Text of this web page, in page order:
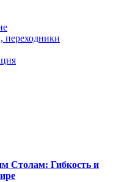
переходники
Столам: Гибкость и